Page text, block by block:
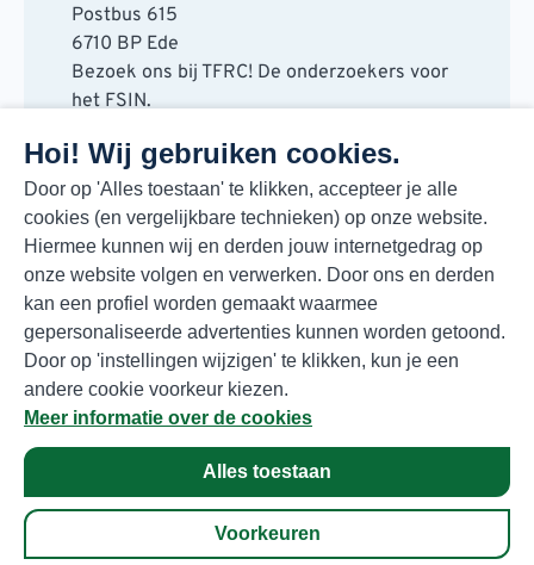
Hoi! Wij gebruiken cookies.
Door op 'Alles toestaan' te klikken, accepteer je alle
cookies (en vergelijkbare technieken) op onze website.
Hiermee kunnen wij en derden jouw internetgedrag op
onze website volgen en verwerken. Door ons en derden
kan een profiel worden gemaakt waarmee
gepersonaliseerde advertenties kunnen worden getoond.
Door op 'instellingen wijzigen' te klikken, kun je een
andere cookie voorkeur kiezen.
Meer informatie over de cookies
Alles toestaan
Voorkeuren
Postbus 615
6710 BP Ede
Bezoek ons bij TFRC! De onderzoekers voor
het FSIN.
6717 LT Ede
Contact
088 730 48 00
info@fsin.nl
Nieuwsbrief
Elke maand de beste insights en outlooks
voor de foodmarkt!
Inschrijven
© Copyright 2026 FSIN